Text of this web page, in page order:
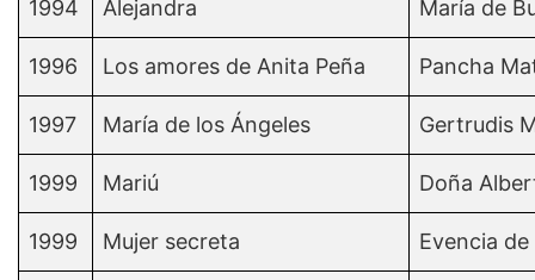
1994 Alejandra María de
1996 Los amores de Anita Peña Pancha
1997 María de los Ángeles Gertrudis
1999 Mariú Doña
1999 Mujer secreta Evencia